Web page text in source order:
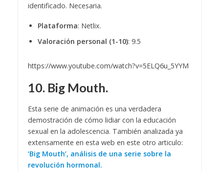
identificado. Necesaria.
Plataforma: Netlix.
Valoración personal (1-10): 9.5
https://www.youtube.com/watch?v=5ELQ6u_5YYM
10. Big Mouth.
Esta serie de animación es una verdadera
demostración de cómo lidiar con la educación
sexual en la adolescencia. También analizada ya
extensamente en esta web en este otro articulo:
‘Big Mouth’, análisis de una serie sobre la
revolución hormonal.